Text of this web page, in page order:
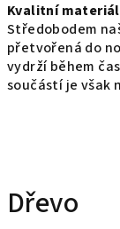
Kvalitní materiál
Středobodem
přetvořená do
vydrží během
součástí je však
Dřevo